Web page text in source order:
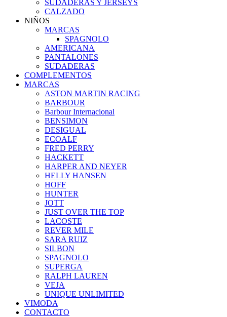
SUDADERAS Y JERSEYS
CALZADO
NIÑOS
MARCAS
SPAGNOLO
AMERICANA
PANTALONES
SUDADERAS
COMPLEMENTOS
MARCAS
ASTON MARTIN RACING
BARBOUR
Barbour Internacional
BENSIMON
DESIGUAL
ECOALF
FRED PERRY
HACKETT
HARPER AND NEYER
HELLY HANSEN
HOFF
HUNTER
JOTT
JUST OVER THE TOP
LACOSTE
REVER MILE
SARA RUIZ
SILBON
SPAGNOLO
SUPERGA
RALPH LAUREN
VEJA
UNIQUE UNLIMITED
VIMODA
CONTACTO